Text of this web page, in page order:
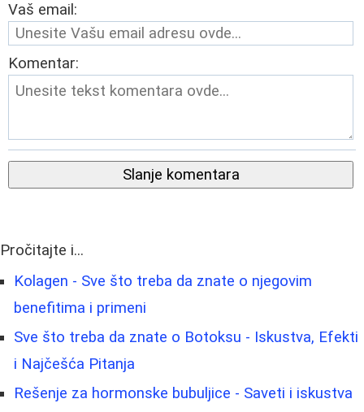
Vaš email:
Komentar:
Slanje komentara
Pročitajte i...
Kolagen - Sve što treba da znate o njegovim
benefitima i primeni
Sve što treba da znate o Botoksu - Iskustva, Efekti
i Najčešća Pitanja
Rešenje za hormonske bubuljice - Saveti i iskustva